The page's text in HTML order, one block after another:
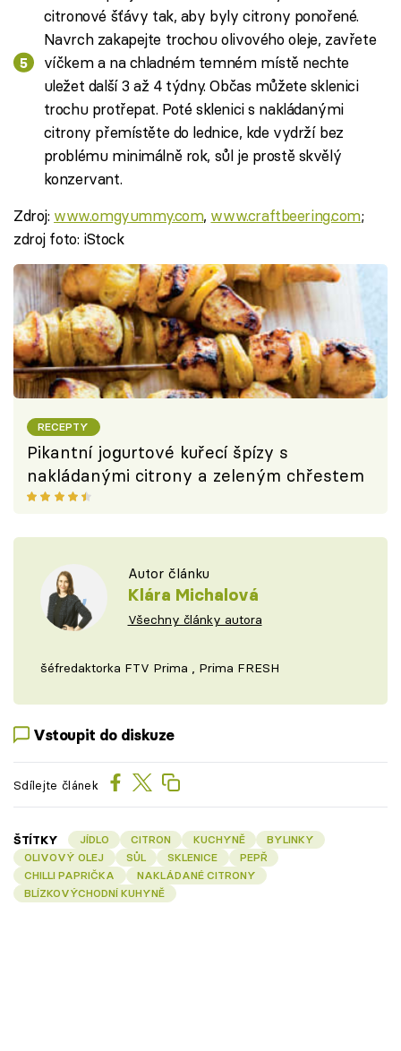
citronové šťávy tak, aby byly citrony ponořené.
Navrch zakapejte trochou olivového oleje, zavřete
víčkem a na chladném temném místě nechte
uležet další 3 až 4 týdny. Občas můžete sklenici
trochu protřepat. Poté sklenici s nakládanými
citrony přemístěte do lednice, kde vydrží bez
problému minimálně rok, sůl je prostě skvělý
konzervant.
Zdroj: www.omgyummy.com, www.craftbeering.com;
zdroj foto: iStock
RECEPTY
Pikantní jogurtové kuřecí špízy s
nakládanými citrony a zeleným chřestem
Autor článku
Klára Michalová
Všechny články autora
šéfredaktorka FTV Prima , Prima FRESH
Vstoupit do diskuze
Sdílejte článek
ŠTÍTKY JÍDLO CITRON KUCHYNĚ
BYLINKY
OLIVOVÝ OLEJ
SŮL SKLENICE
PEPŘ
CHILLI PAPRIČKA
NAKLÁDANÉ CITRONY
BLÍZKOVÝCHODNÍ KUHYNĚ